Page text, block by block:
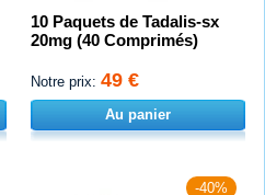
10 Paquets de Tadalis-sx
20mg (40 Comprimés)
Notre prix: 49 €
Au panier
-40%